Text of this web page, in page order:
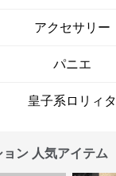
アクセサリー
パニエ
皇子系ロリィタ
ン 人気アイテム